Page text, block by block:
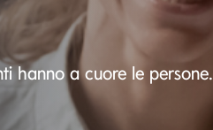
hanno a cuore le persone.